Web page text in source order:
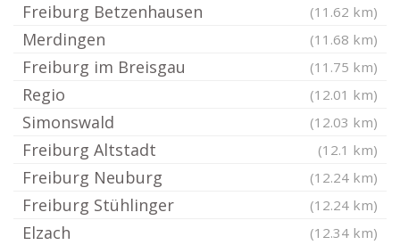
Freiburg Betzenhausen (11.62 km)
Merdingen (11.68 km)
Freiburg im Breisgau (11.75 km)
Regio (12.01 km)
Simonswald (12.03 km)
Freiburg Altstadt (12.1 km)
Freiburg Neuburg (12.24 km)
Freiburg Stühlinger (12.24 km)
Elzach (12.34 km)